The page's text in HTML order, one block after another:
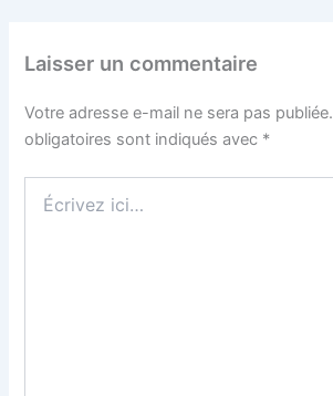
Laisser un commentaire
Votre adresse e-mail ne sera pas publiée.
obligatoires sont indiqués avec *
ici…